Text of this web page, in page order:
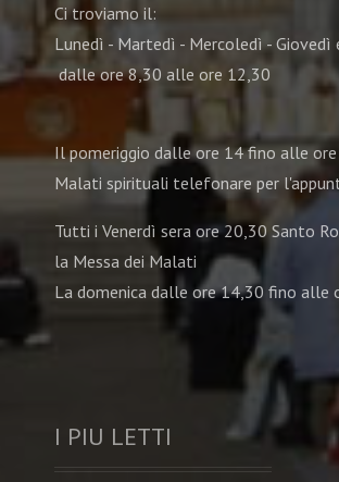
Ci troviamo il:
Lunedì - Martedì - Mercoledì - Giovedì
dalle ore 8,30 alle ore 12,30
Il pomeriggio dalle ore 14 fino alle
Malati spirituali telefonare per
Tutti i Venerdì sera ore 20,30 Santo
la Messa dei Malati
La domenica dalle ore 14,30 fino alle
I PIU LETTI